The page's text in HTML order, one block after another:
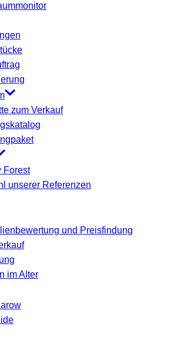
zum Verkauf
Forest
unserer Referenzen
und Preisfindung
im Alter